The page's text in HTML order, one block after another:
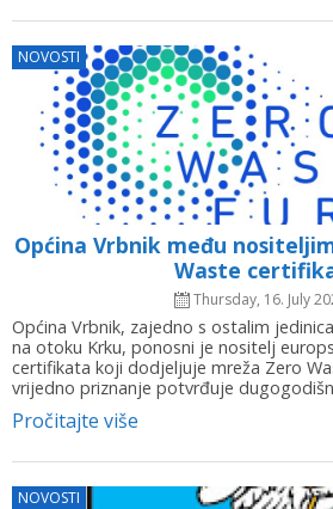
NOVOSTI
Općina Vrbnik među
Waste
Thursday, 16. July
Općina Vrbnik, zajedno s ostalim
na otoku Krku, ponosni je nositelj
certifikata koji dodjeljuje mreža Zero
vrijedno priznanje potvrđuje
Pročitajte više
NOVOSTI